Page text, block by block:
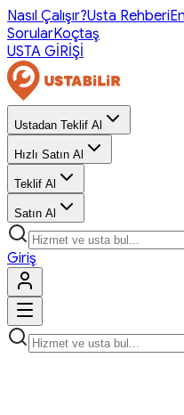
Nasıl Çalışır?Usta Rehberi
SorularKoçtaş
USTA GİRİŞİ
Ustadan Teklif Al
Hızlı Satın Al
Teklif Al
Satın Al
Giriş